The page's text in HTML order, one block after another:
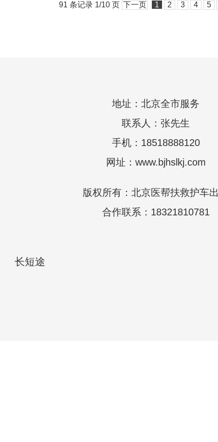
91 条记录 1/10 页 下一页 1 2 3 4 5
地址：北京全市服务
联系人：张先生
手机：18518888120
网址：www.bjhslkj.com
版权所有：北京医帮扶救护车
合作联系：18321810781
长短途